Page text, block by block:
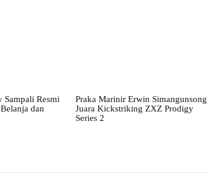
Sampali Resmi
dan
Praka Marinir Erwin Simangunsong
Juara Kickstriking ZXZ Prodigy
Series 2